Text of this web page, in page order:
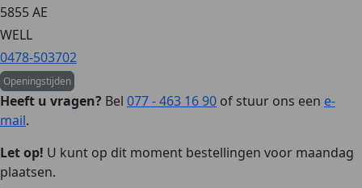
5855 AE
WELL
0478-503702
Openingstijden
Heeft u vragen? Bel 077 - 463 16 90 of stuur ons een e-
mail.
Let op! U kunt op dit moment bestellingen voor maandag
plaatsen.